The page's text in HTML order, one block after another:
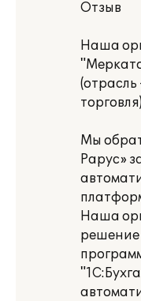
Отзыв
Наша
Мы
Рарус»
Наша
решение